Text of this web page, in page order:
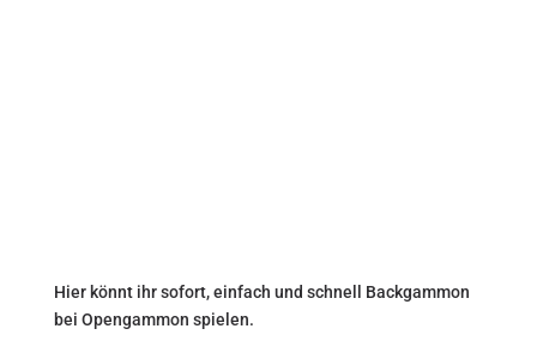
Hier könnt ihr sofort, einfach und schnell Backgammon
bei Opengammon spielen.